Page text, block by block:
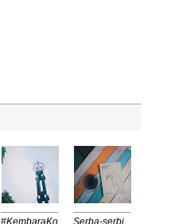
#KembaraKo
Serba-serbi